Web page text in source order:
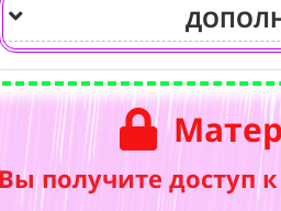
получите доступ